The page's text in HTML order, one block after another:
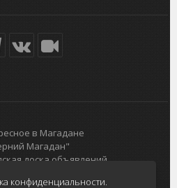
в Магадане
Магадан"
доска объявлений
конфиденциальности.